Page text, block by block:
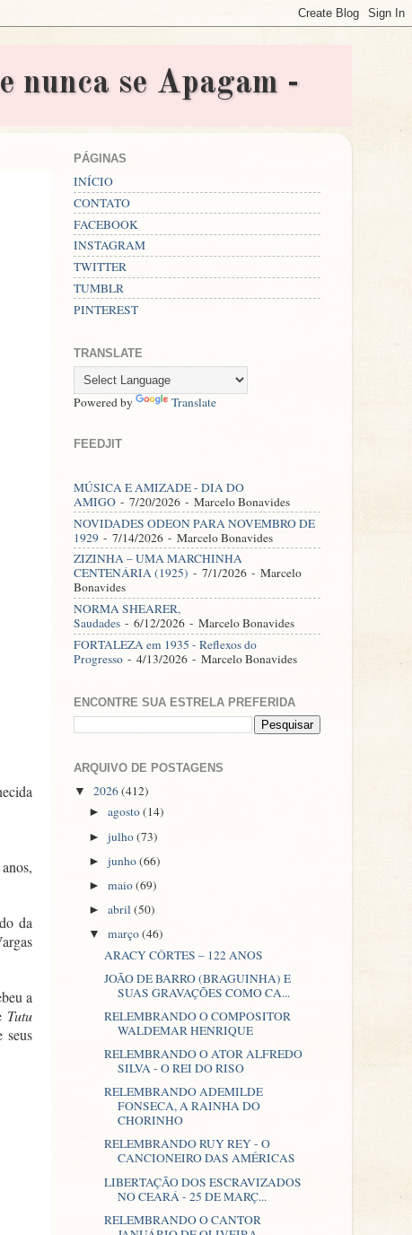
nunca se Apagam -
da
a
Tutu
seus
PÁGINAS
INÍCIO
CONTATO
FACEBOOK
INSTAGRAM
TWITTER
TUMBLR
PINTEREST
TRANSLATE
Powered by Translate
FEEDJIT
MÚSICA E AMIZADE - DIA DO
AMIGO - 7/20/2026 - Marcelo Bonavides
NOVIDADES ODEON PARA NOVEMBRO DE
1929 - 7/14/2026 - Marcelo Bonavides
ZIZINHA – UMA MARCHINHA
CENTENÁRIA (1925) - 7/1/2026 - Marcelo
Bonavides
NORMA SHEARER,
Saudades - 6/12/2026 - Marcelo Bonavides
FORTALEZA em 1935 - Reflexos do
Progresso - 4/13/2026 - Marcelo Bonavides
ENCONTRE SUA ESTRELA PREFERIDA
ARQUIVO DE POSTAGENS
▼ 2026(412)
►agosto(14)
►julho(73)
►junho(66)
►maio(69)
►abril(50)
▼março(46)
ARACY CÔRTES – 122 ANOS
JOÃO DE BARRO (BRAGUINHA) E
SUAS GRAVAÇÕES COMO CA...
RELEMBRANDO O COMPOSITOR
WALDEMAR HENRIQUE
RELEMBRANDO O ATOR ALFREDO
SILVA - O REI DO RISO
RELEMBRANDO ADEMILDE
FONSECA, A RAINHA DO
CHORINHO
RELEMBRANDO RUY REY - O
CANCIONEIRO DAS AMÉRICAS
LIBERTAÇÃO DOS ESCRAVIZADOS
NO CEARÁ - 25 DE MARÇ...
RELEMBRANDO O CANTOR